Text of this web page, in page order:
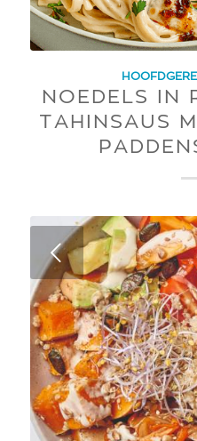
NOEDELS IN
TAHINSAUS